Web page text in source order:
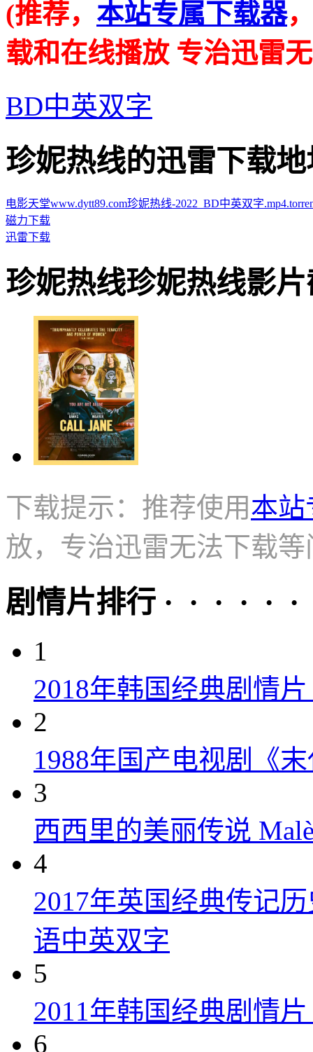
(推荐， 本站专属下载器
载和在线播放 专治迅雷
BD中英双字
珍妮热线的迅雷下载地
电影天堂www.dytt89.com珍妮热线-2022_BD中英双字
磁力下载
迅雷下载
珍妮热线珍妮热线影片
下载提示：推荐使用本站
放，专治迅雷无法下载等
剧情片排行 · · · · · ·
1
2018年韩国经典剧情
2
1988年国产电视剧《
3
西西里的美丽传说
4
2017年英国经典传记
语中英双字
5
2011年韩国经典剧情
6